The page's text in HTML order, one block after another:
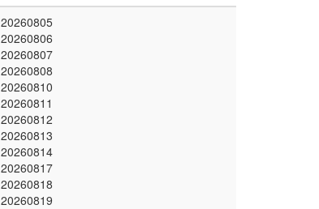
20260805
20260806
20260807
20260808
20260810
20260811
20260812
20260813
20260814
20260817
20260818
20260819